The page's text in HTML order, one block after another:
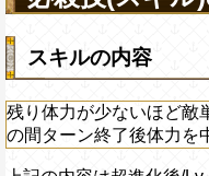
スキルの内容
残り体力が少ないほど敵
の間ターン終了後体力を